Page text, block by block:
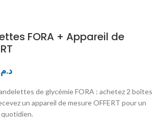
FORA + Appareil de
de glycémie FORA : achetez 2 boîtes
un appareil de mesure OFFERT pour un